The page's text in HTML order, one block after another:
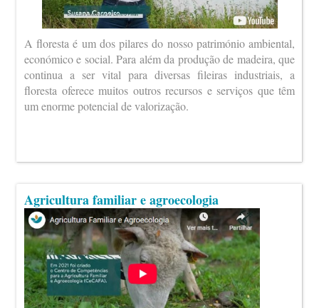
A floresta é um dos pilares do nosso património ambiental,
económico e social. Para além da produção de madeira, que
continua a ser vital para diversas fileiras industriais, a
floresta oferece muitos outros recursos e serviços que têm
um enorme potencial de valorização.
Agricultura familiar e agroecologia